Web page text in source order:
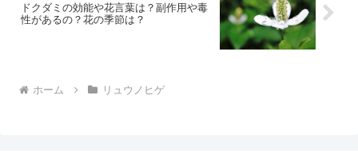
ドクダミの効能や花言葉は？副作用や毒
性があるの？花の季節は？
ホーム リュウノヒゲ